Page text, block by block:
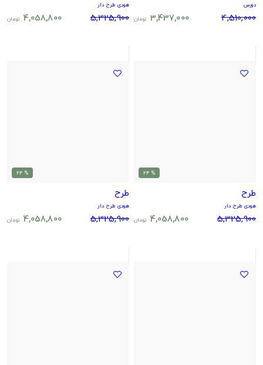
دورس
4,510,000
3,437,000 تومان
هودی طرح دار
5,325,900
4,058,800 تومان
% 24
طرح
هودی طرح دار
5,325,900
4,058,800 تومان
% 24
طرح
هودی طرح دار
5,325,900
4,058,800 تومان